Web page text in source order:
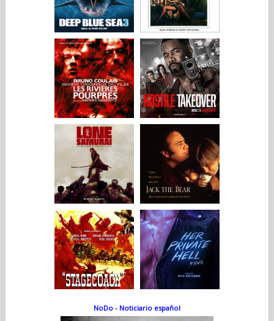
NoDo - Noticiario español